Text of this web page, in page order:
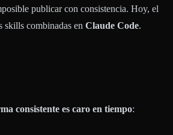
publicar con consistencia. Hoy, el
skills combinadas en Claude Code.
consistente es caro en tiempo: